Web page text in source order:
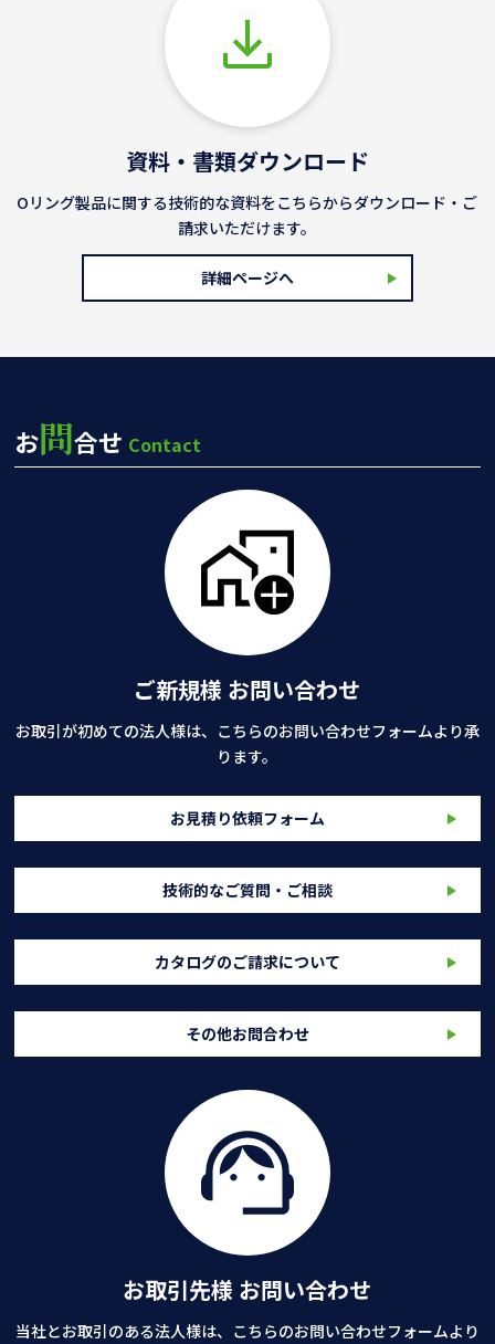
資料・書類ダウンロード
Oリング製品に関する技術的な資料をこちらからダウンロード・ご
請求いただけます。
詳細ページへ
お問合せ Contact
ご新規様 お問い合わせ
お取引が初めての法人様は、こちらのお問い合わせフォームより承
ります。
お見積り依頼フォーム
技術的なご質問・ご相談
カタログのご請求について
その他お問合わせ
お取引先様 お問い合わせ
当社とお取引のある法人様は、こちらのお問い合わせフォームより